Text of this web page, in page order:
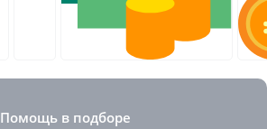
Помощь в подборе